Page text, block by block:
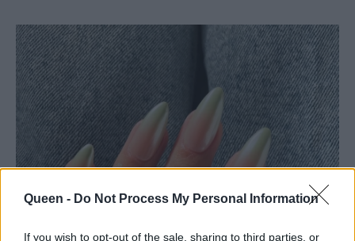
Queen - Do Not Process My Personal Information
If you wish to opt-out of the sale, sharing to third parties, or